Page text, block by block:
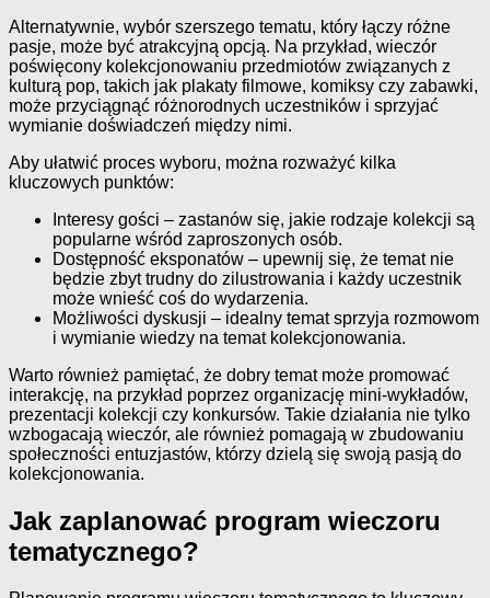
Alternatywnie, wybór szerszego tematu, który łączy różne
pasje, może być atrakcyjną opcją. Na przykład, wieczór
poświęcony kolekcjonowaniu przedmiotów związanych z
kulturą pop, takich jak plakaty filmowe, komiksy czy zabawki,
może przyciągnąć różnorodnych uczestników i sprzyjać
wymianie doświadczeń między nimi.
Aby ułatwić proces wyboru, można rozważyć kilka
kluczowych punktów:
Interesy gości – zastanów się, jakie rodzaje kolekcji są
popularne wśród zaproszonych osób.
Dostępność eksponatów – upewnij się, że temat nie
będzie zbyt trudny do zilustrowania i każdy uczestnik
może wnieść coś do wydarzenia.
Możliwości dyskusji – idealny temat sprzyja rozmowom
i wymianie wiedzy na temat kolekcjonowania.
Warto również pamiętać, że dobry temat może promować
interakcję, na przykład poprzez organizację mini-wykładów,
prezentacji kolekcji czy konkursów. Takie działania nie tylko
wzbogacają wieczór, ale również pomagają w zbudowaniu
społeczności entuzjastów, którzy dzielą się swoją pasją do
kolekcjonowania.
Jak zaplanować program wieczoru
tematycznego?